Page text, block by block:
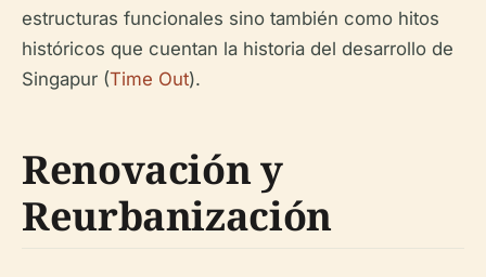
estructuras funcionales sino también como hitos
históricos que cuentan la historia del desarrollo de
Singapur (Time Out).
Renovación y
Reurbanización